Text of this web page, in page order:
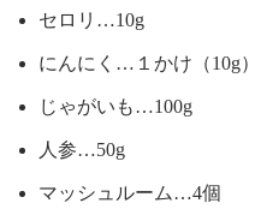
セロリ…10g
にんにく…１かけ（10g）
じゃがいも…100g
人参…50g
マッシュルーム…4個